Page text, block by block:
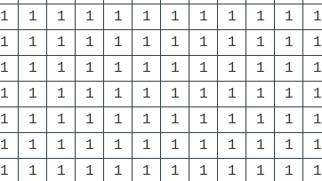
1 1 1 1 1 1 1 1 1 1 1 1
1 1 1 1 1 1 1 1 1 1 1 1
1 1 1 1 1 1 1 1 1 1 1 1
1 1 1 1 1 1 1 1 1 1 1 1
1 1 1 1 1 1 1 1 1 1 1 1
1 1 1 1 1 1 1 1 1 1 1 1
1 1 1 1 1 1 1 1 1 1 1 1